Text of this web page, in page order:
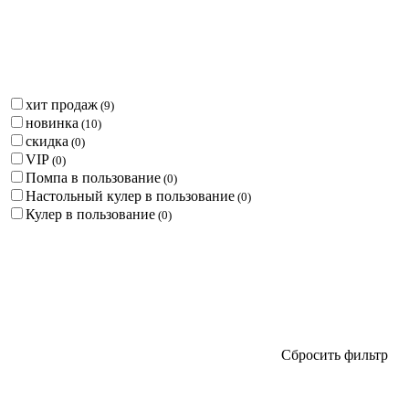
хит продаж (9)
новинка (10)
скидка (0)
VIP (0)
Помпа в пользование (0)
Настольный кулер в пользование (0)
Кулер в пользование (0)
Сбросить фильтр